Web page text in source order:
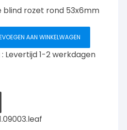
blind rozet rond 53x6mm
AAN WINKELWAGEN
Levertijd 1-2 werkdagen